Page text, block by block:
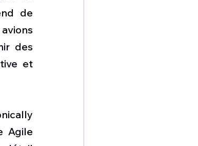
de
des
et
Agile